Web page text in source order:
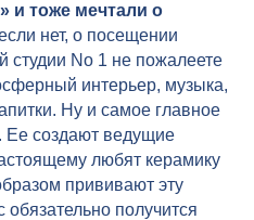
и тоже мечтали о
нет, о посещении
студии No 1 не пожалеете
интерьер, музыка,
Ну и самое главное
создают ведущие
любят керамику
прививают эту
получится